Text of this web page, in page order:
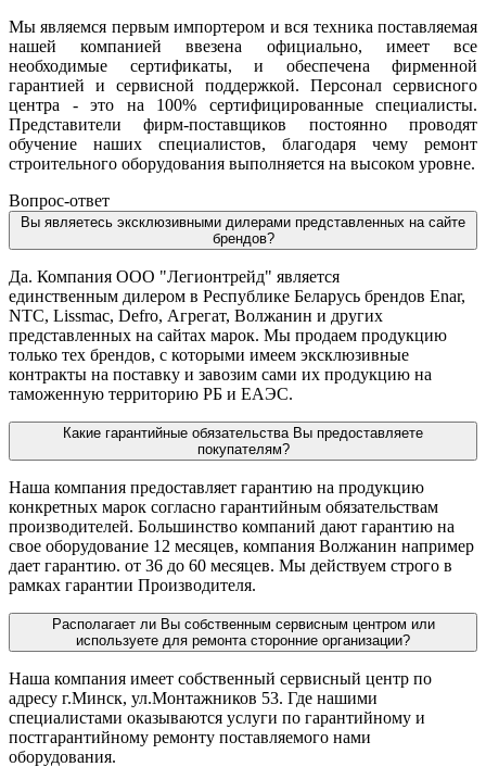
Мы являемся первым импортером и вся техника поставляемая
нашей компанией ввезена официально, имеет все
необходимые сертификаты, и обеспечена фирменной
гарантией и сервисной поддержкой. Персонал сервисного
центра - это на 100% сертифицированные специалисты.
Представители фирм-поставщиков постоянно проводят
обучение наших специалистов, благодаря чему ремонт
строительного оборудования выполняется на высоком уровне.
Вопрос-ответ
Вы являетесь эксклюзивными дилерами представленных на сайте
брендов?
Да. Компания ООО "Легионтрейд" является
единственным дилером в Республике Беларусь брендов Enar,
NTC, Lissmac, Defro, Агрегат, Волжанин и других
представленных на сайтах марок. Мы продаем продукцию
только тех брендов, с которыми имеем эксклюзивные
контракты на поставку и завозим сами их продукцию на
таможенную территорию РБ и ЕАЭС.
Какие гарантийные обязательства Вы предоставляете
покупателям?
Наша компания предоставляет гарантию на продукцию
конкретных марок согласно гарантийным обязательствам
производителей. Большинство компаний дают гарантию на
свое оборудование 12 месяцев, компания Волжанин например
дает гарантию. от 36 до 60 месяцев. Мы действуем строго в
рамках гарантии Производителя.
Располагает ли Вы собственным сервисным центром или
используете для ремонта сторонние организации?
Наша компания имеет собственный сервисный центр по
адресу г.Минск, ул.Монтажников 53. Где нашими
специалистами оказываются услуги по гарантийному и
постгарантийному ремонту поставляемого нами
оборудования.